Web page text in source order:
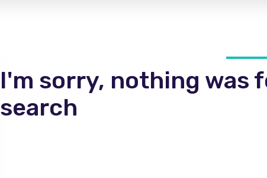
I'm sorry, nothing was
search